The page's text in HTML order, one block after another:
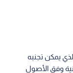
يمكن تجنبه
وفق الأصول